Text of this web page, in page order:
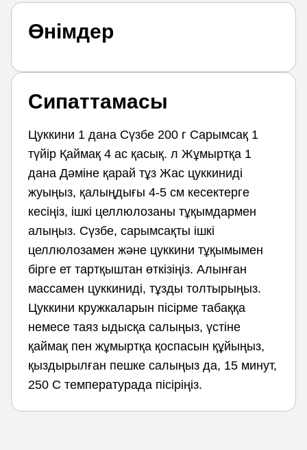
Өнімдер
Сипаттамасы
Цуккини 1 дана Сүзбе 200 г Сарымсақ 1
түйір Қаймақ 4 ас қасық. л Жұмыртқа 1
дана Дәміне қарай тұз Жас цуккиниді
жуыңыз, қалыңдығы 4-5 см кесектерге
кесіңіз, ішкі целлюлозаны тұқымдармен
алыңыз. Сүзбе, сарымсақты ішкі
целлюлозамен және цуккини тұқымымен
бірге ет тартқыштан өткізіңіз. Алынған
массамен цуккиниді, тұзды толтырыңыз.
Цуккини кружкаларын пісірме табаққа
немесе таяз ыдысқа салыңыз, үстіне
қаймақ пен жұмыртқа қоспасын құйыңыз,
қыздырылған пешке салыңыз да, 15 минут,
250 С температурада пісіріңіз.